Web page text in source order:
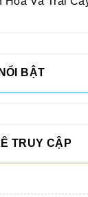
BẬT
TRUY CẬP